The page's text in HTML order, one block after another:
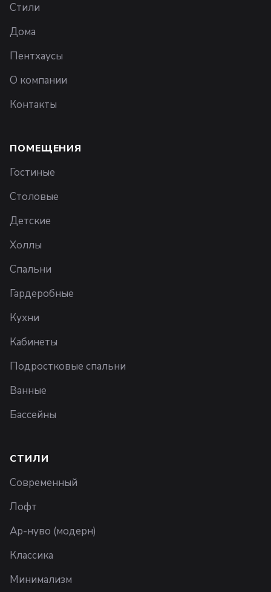
Стили
Дома
Пентхаусы
О компании
Контакты
ПОМЕЩЕНИЯ
Гостиные
Столовые
Детские
Холлы
Спальни
Гардеробные
Кухни
Кабинеты
Подростковые спальни
Ванные
Бассейны
СТИЛИ
Современный
Лофт
Ар-нуво (модерн)
Классика
Минимализм